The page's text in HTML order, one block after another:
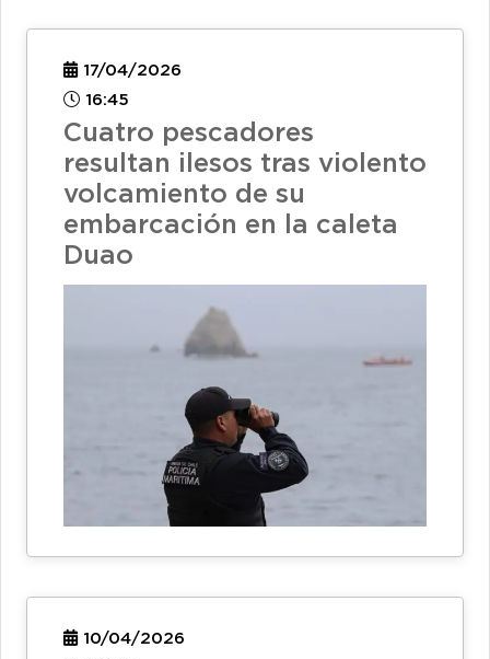
17/04/2026
16:45
Cuatro pescadores
resultan ilesos tras violento
volcamiento de su
embarcación en la caleta
Duao
10/04/2026